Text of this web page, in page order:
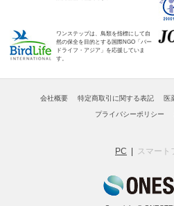
ワンステップは、鳥類を指標にして自
然の保全を目的とする国際NGO「バー
ドライフ・アジア」を応援していま
す。
会社概要 特定商取引に関する表記 医
プライバシーポリシー
PC スマート